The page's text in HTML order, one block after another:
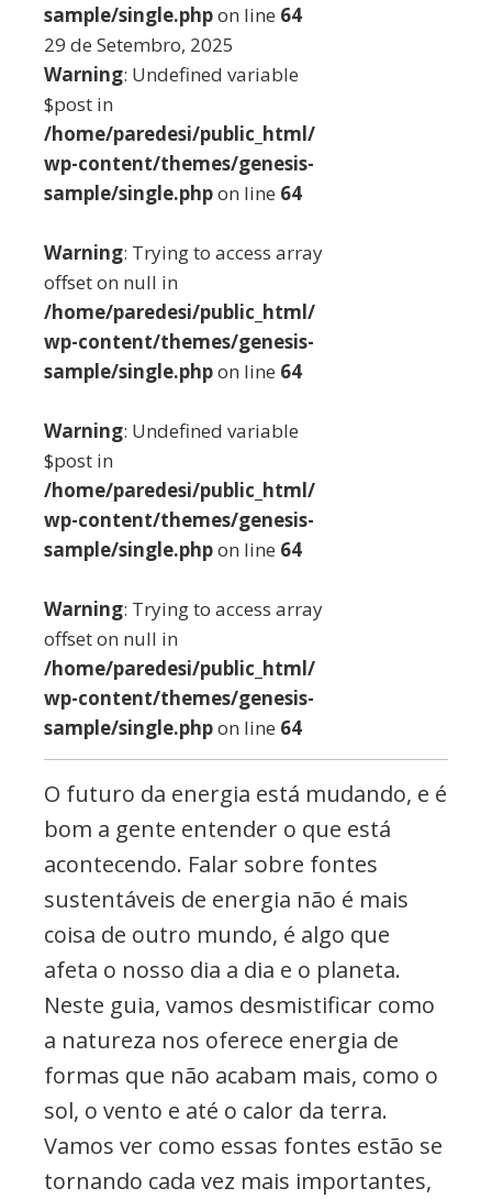
sample/single.phpon line 64
29 de Setembro, 2025
Warning: Undefined variable
$post in
/home/paredesi/public_html/
wp-content/themes/genesis-
sample/single.phpon line 64
Warning: Trying to access array
offset on null in
/home/paredesi/public_html/
wp-content/themes/genesis-
sample/single.phpon line 64
Warning: Undefined variable
$post in
/home/paredesi/public_html/
wp-content/themes/genesis-
sample/single.phpon line 64
Warning: Trying to access array
offset on null in
/home/paredesi/public_html/
wp-content/themes/genesis-
sample/single.phpon line 64
O futuro da energia está mudando, e é
bom a gente entender o que está
acontecendo. Falar sobre fontes
sustentáveis de energia não é mais
coisa de outro mundo, é algo que
afeta o nosso dia a dia e o planeta.
Neste guia, vamos desmistificar como
a natureza nos oferece energia de
formas que não acabam mais, como o
sol, o vento e até o calor da terra.
Vamos ver como essas fontes estão se
tornando cada vez mais importantes,